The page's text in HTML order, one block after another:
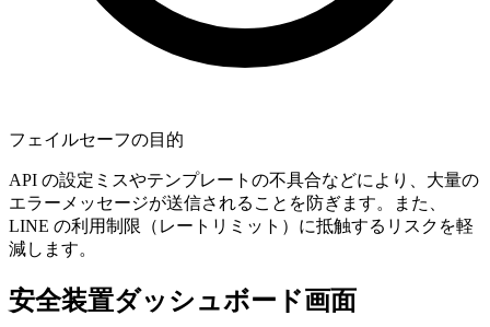
フェイルセーフの目的
API の設定ミスやテンプレートの不具合などにより、大量の
エラーメッセージが送信されることを防ぎます。また、
LINE の利用制限（レートリミット）に抵触するリスクを軽
減します。
安全装置ダッシュボード画面